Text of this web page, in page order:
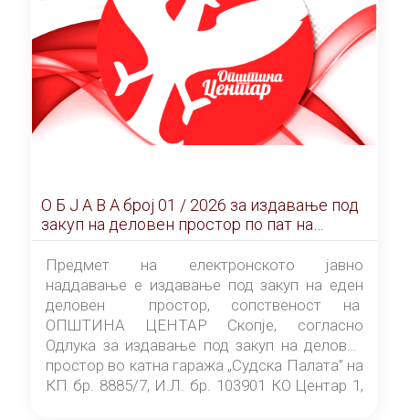
О Б Ј А В А брoj 01 / 2026 за издавање под
закуп на деловен простор по пат на
ЕЛЕКТРОНСКО ЈАВНО НАДДАВАЊЕ
Предмет на електронското јавно
наддавање е издавање под закуп на еден
деловен простор, сопственост на
ОПШТИНА ЦЕНТАР Скопје, согласно
Одлука за издавање под закуп на деловен
простор во катна гаража „Судска Палата” на
КП бр. 8885/7, И.Л. бр. 103901 КО Центар 1,